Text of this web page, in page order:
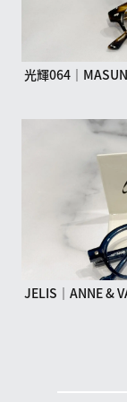
光輝064｜
JELIS｜ANNE &